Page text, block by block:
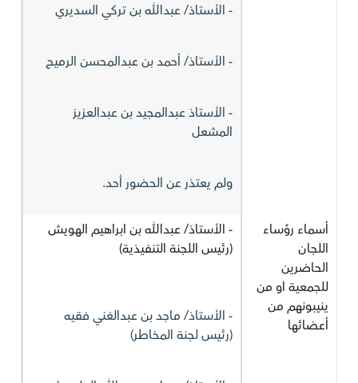
- الأستاذ/ عبدالله بن تركي السديري
- الأستاذ/ أحمد بن عبدالمحسن الرميح
- الأستاذ عبدالمجيد بن عبدالعزيز
المشعل
ولم يعتذر عن الحضور أحد.
أسماء رؤساء
اللجان
الحاضرين
للجمعية او من
ينيبونهم من
أعضائها
- الأستاذ/ عبدالله بن ابراهيم الهويش
(رئيس اللجنة التنفيذية)
- الأستاذ/ ماجد بن عبدالغني فقيه
(رئيس لجنة المخاطر)